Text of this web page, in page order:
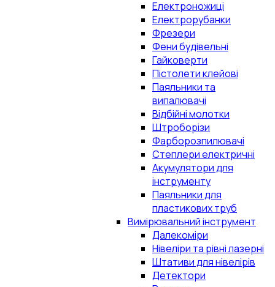
Електроножиці
Електрорубанки
Фрезери
Фени будівельні
Гайковерти
Пістолети клейові
Паяльники та
випалювачі
Відбійні молотки
Штроборізи
Фарборозпилювачі
Степлери електричні
Акумулятори для
інструменту
Паяльники для
пластикових труб
Вимірювальний інструмент
Далекоміри
Нівеліри та рівні лазерні
Штативи для нівелірів
Детектори